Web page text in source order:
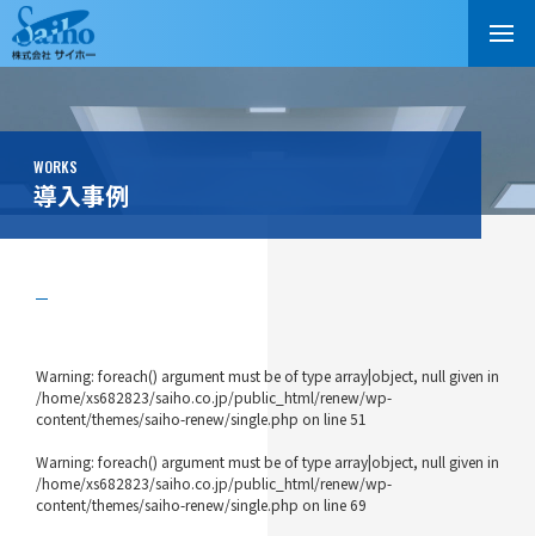
WORKS
導入事例
Warning: foreach() argument must be of type array|object, null given in
/home/xs682823/saiho.co.jp/public_html/renew/wp-
content/themes/saiho-renew/single.php on line51
Warning: foreach() argument must be of type array|object, null given in
/home/xs682823/saiho.co.jp/public_html/renew/wp-
content/themes/saiho-renew/single.php on line69